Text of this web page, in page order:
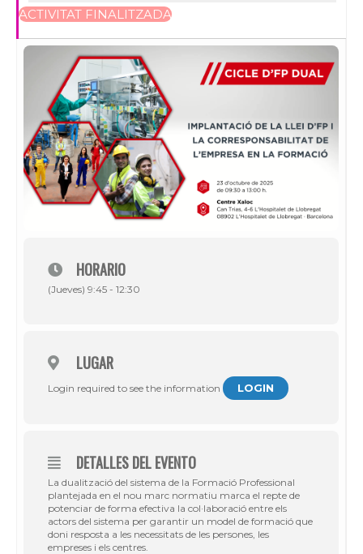
ACTIVITAT FINALITZADA
HORARIO
(Jueves) 9:45 - 12:30
LUGAR
Login required to see the information LOGIN
DETALLES DEL EVENTO
La dualització del sistema de la Formació Professional
plantejada en el nou marc normatiu marca el repte de
potenciar de forma efectiva la col·laboració entre els
actors del sistema per garantir un model de formació que
doni resposta a les necessitats de les persones, les
empreses i els centres.